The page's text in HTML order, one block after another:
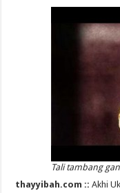
Tali tambang
thayyibah.com ::Akhi